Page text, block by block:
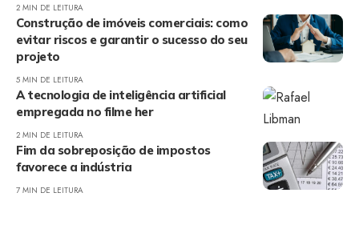
2 MIN DE LEITURA
Construção de imóveis comerciais: como
evitar riscos e garantir o sucesso do seu
projeto
5 MIN DE LEITURA
A tecnologia de inteligência artificial
empregada no filme her
2 MIN DE LEITURA
Fim da sobreposição de impostos
favorece a indústria
7 MIN DE LEITURA